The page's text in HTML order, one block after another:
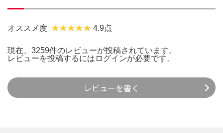
オススメ度 4.9点
現在、3259件のレビューが投稿されています。
レビューを投稿するには ログインが必要です。
レビューを書く